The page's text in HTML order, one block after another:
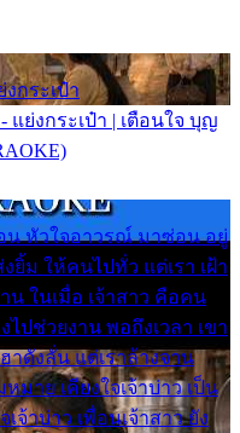
งกระเป๋า
แย่งกระเป๋า | เตือนใจ บุญ
น หัวใจอาวรณ์ มาซ่อน อยู่
ยิ้ม ให้คนไปทั่ว แต่เรา เฝ้า
น ในเมื่อ เจ้าสาว คือคน
ปช่วยงาน พอถึงเวลา เขา
าดังลั่น แต่เราล้างจาน
มาย เคียงใจเจ้าบ่าว เป็น
จ้าบ่าว เพื่อนเจ้าสาว ยัง